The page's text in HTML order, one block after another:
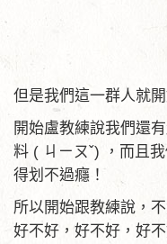
但是我們這一群人就
開始盧教練說我們還
料 ( ㄐㄧㄡˇ) ，而且
得划不過癮！
所以開始跟教練說，
好不好，好不好，好